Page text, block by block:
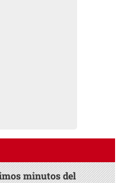
minutos del